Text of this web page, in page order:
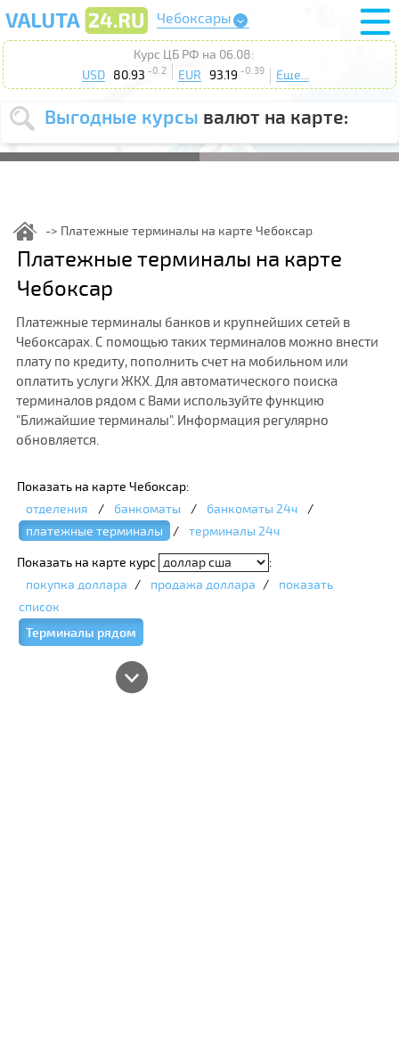
Чебоксары
Курс ЦБ РФ на 06.08:
USD 80.93 -0.2 EUR 93.19 -0.39 Еще...
Выгодные курсы валют на карте:
Выберите
USD EUR
курс от:
Выберите
действие : Продать Купить
Поиск
Платежные терминалы на карте Чебоксар
Платежные терминалы на карте
Чебоксар
Платежные терминалы банков и крупнейших сетей в
Чебоксарах. С помощью таких терминалов можно внести
плату по кредиту, пополнить счет на мобильном или
оплатить услуги ЖКХ. Для автоматического поиска
терминалов рядом с Вами используйте функцию
"Ближайшие терминалы". Информация регулярно
обновляется.
Показать на карте Чебоксар:
отделения
/ банкоматы / банкоматы 24ч
/
платежные терминалы
/ терминалы 24ч
Показать на карте курс
:
покупка доллара / продажа доллара /
показать
список
Терминалы рядом